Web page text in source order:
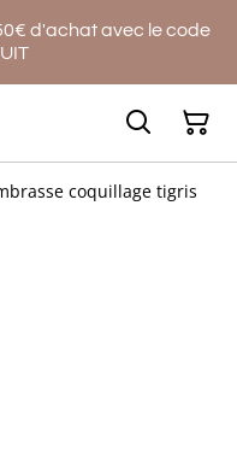
d'achat avec le code
coquillage tigris